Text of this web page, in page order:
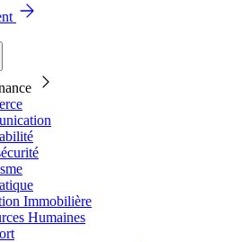
Immobilière
Humaines